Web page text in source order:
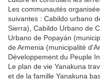
Les communautés
suivantes : Cabildo urbano
Sierra), Cabildo Urbano de
Urbano de Popayán
de Armenia (municipalité
Développement du Peuple
Le plan de vie Yanakuna
et de la famille Yanakuna